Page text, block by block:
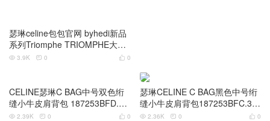
瑟琳celine包包官网 byhedi新品
系列Triomphe TRIOMPHE大号
box亮泽小牛皮肩背包
 0
 3.9K  0
瑟琳CELINE C BAG黑色中号绗
缝小牛皮肩背包187253BFC.38
NO
 0
 2.36K  0